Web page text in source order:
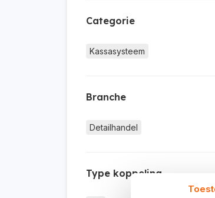
Categorie
Kassasysteem
Branche
Detailhandel
Type koppeling